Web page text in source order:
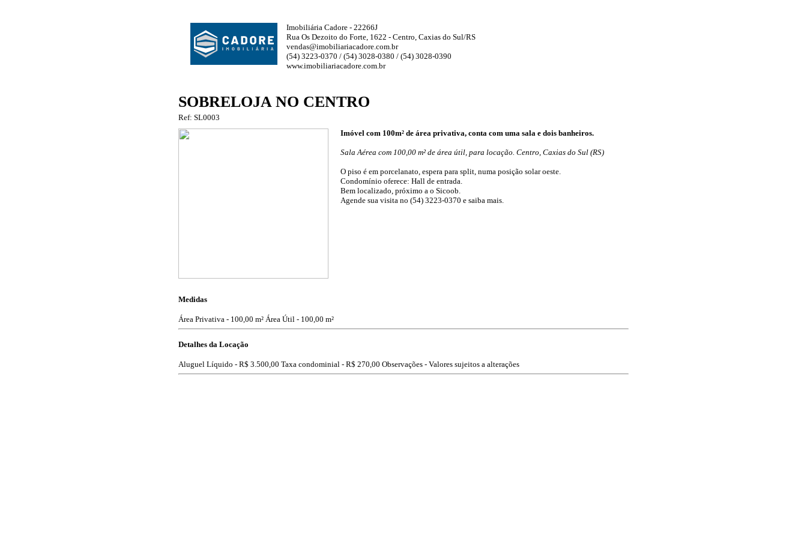
Imobiliária Cadore - 22266J
Rua Os Dezoito do Forte, 1622 - Centro, Caxias do Sul/RS
vendas@imobiliariacadore.com.br
(54) 3223-0370 / (54) 3028-0380 / (54) 3028-0390
www.imobiliariacadore.com.br
SOBRELOJA NO CENTRO
Ref: SL0003
Imóvel com 100m² de área privativa, conta com uma sala e dois banheiros.
Sala Aérea com 100,00 m² de área útil, para locação. Centro, Caxias do Sul (RS)
O piso é em porcelanato, espera para split, numa posição solar oeste.
Condomínio oferece: Hall de entrada.
Bem localizado, próximo a o Sicoob.
Agende sua visita no (54) 3223-0370 e saiba mais.
Medidas
Área Privativa - 100,00 m² Área Útil - 100,00 m²
Detalhes da Locação
Aluguel Líquido - R$ 3.500,00 Taxa condominial - R$ 270,00 Observações - Valores sujeitos a alterações